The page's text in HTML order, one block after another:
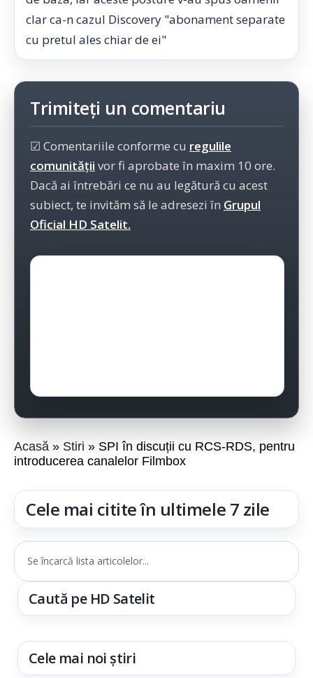
clar ca-n cazul Discovery "abonament separate
cu pretul ales chiar de ei"
Trimiteți un comentariu
☑ Comentariile conforme cu regulile
comunității vor fi aprobate în maxim 10 ore.
Dacă ai întrebări ce nu au legătură cu acest
subiect, te invităm să le adresezi în Grupul
Oficial HD Satelit.
Acasă Stiri
SPI în discuții cu RCS-RDS, pentru
introducerea canalelor Filmbox
Cele mai citite în ultimele 7 zile
Se încarcă lista articolelor...
Caută pe HD Satelit
Cele mai noi știri